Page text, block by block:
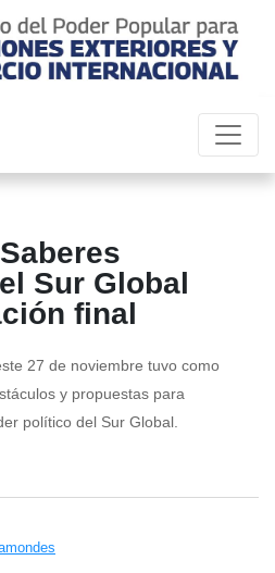
Sur Global
final
27 de noviembre tuvo como
y propuestas para
político del Sur Global.